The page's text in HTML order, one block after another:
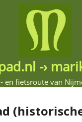
-›
en fietsroute van